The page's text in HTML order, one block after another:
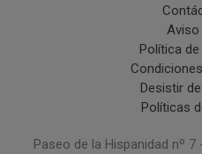
Aviso
Política de
Desistir
Políticas
Paseo de la Hispanidad nº